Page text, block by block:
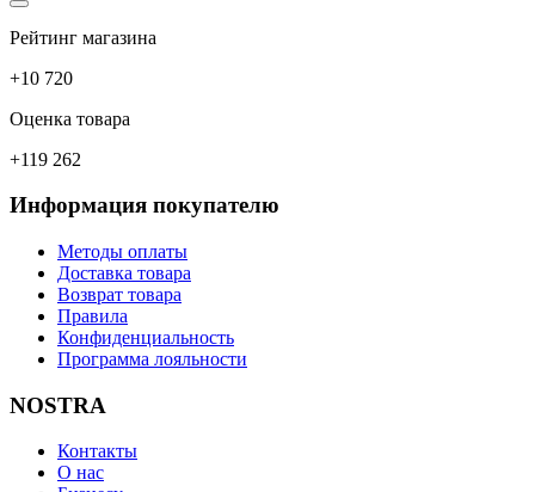
Рейтинг магазина
+10 720
Оценка товара
+119 262
Информация покупателю
Методы оплаты
Доставка товара
Возврат товара
Правила
Конфиденциальность
Программа лояльности
NOSTRA
Контакты
О нас